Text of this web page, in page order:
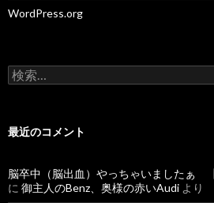
WordPress.org
検
索
最近のコメント
脳卒中（脳出血）やっちゃいましたぁ
に 御主人のBenz、奥様の赤いAudi より